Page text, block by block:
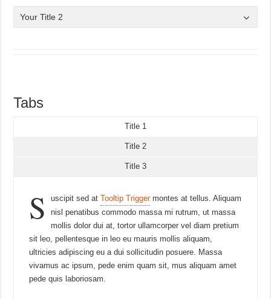
Your Title 2
Tabs
Title 1
Title 2
Title 3
S uscipit sed atTooltip Triggermontes at tellus. Aliquam
nisl penatibus commodo massa mi rutrum, ut massa
mollis dolor dui at, tortor ullamcorper vel diam pretium
sit leo, pellentesque in leo eu mauris mollis aliquam,
ultricies adipiscing eu a dui sollicitudin posuere. Massa
vivamus ac ipsum, pede enim quam sit, mus aliquam amet
pede quis laboriosam.